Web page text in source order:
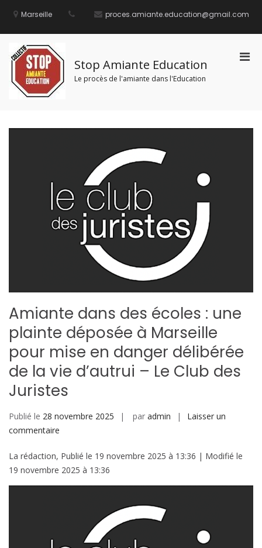
Marseille proces.amiante.education@gmail.com
Stop Amiante Education
Le procès de l'amiante dans l'Education
Amiante dans des écoles : une
plainte déposée à Marseille
pour mise en danger délibérée
de la vie d’autrui – Le Club des
Juristes
Publié le 28 novembre 2025 par admin
Laisser un
commentaire
dans
des
écoles
déposée
La rédaction, Publié le 19 novembre 2025 à 13:36 | Modifié le
19 novembre 2025 à 13:36